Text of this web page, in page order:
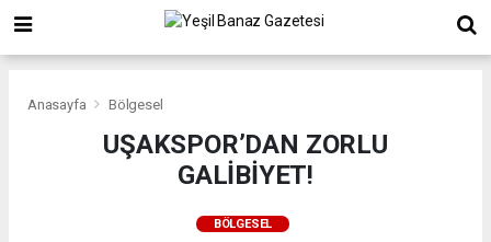
Anasayfa Bölgesel
UŞAKSPOR’DAN ZORLU
GALİBİYET!
BÖLGESEL